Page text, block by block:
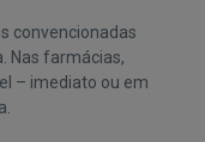
convencionadas
Nas farmácias,
– imediato ou em